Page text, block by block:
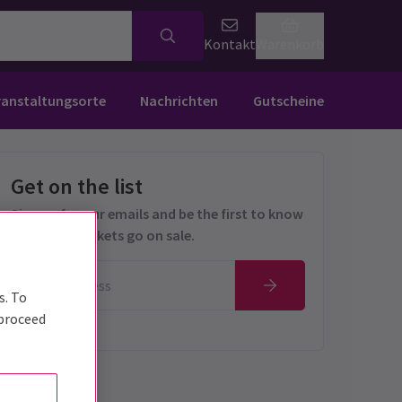
Kontakt
Nachrichten Gutscheine
Get on the list
Sign up for our emails and be the first to know
as soon as tickets go on sale.
To